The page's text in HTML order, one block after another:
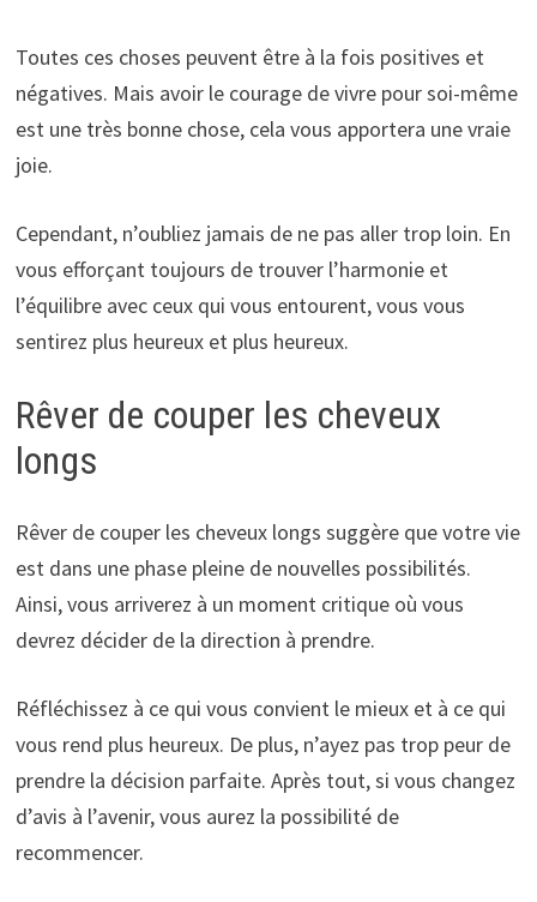
Toutes ces choses peuvent être à la fois positives et
négatives. Mais avoir le courage de vivre pour soi-même
est une très bonne chose, cela vous apportera une vraie
joie.
Cependant, n’oubliez jamais de ne pas aller trop loin. En
vous efforçant toujours de trouver l’harmonie et
l’équilibre avec ceux qui vous entourent, vous vous
sentirez plus heureux et plus heureux.
Rêver de couper les cheveux
longs
Rêver de couper les cheveux longs suggère que votre vie
est dans une phase pleine de nouvelles possibilités.
Ainsi, vous arriverez à un moment critique où vous
devrez décider de la direction à prendre.
Réfléchissez à ce qui vous convient le mieux et à ce qui
vous rend plus heureux. De plus, n’ayez pas trop peur de
prendre la décision parfaite. Après tout, si vous changez
d’avis à l’avenir, vous aurez la possibilité de
recommencer.